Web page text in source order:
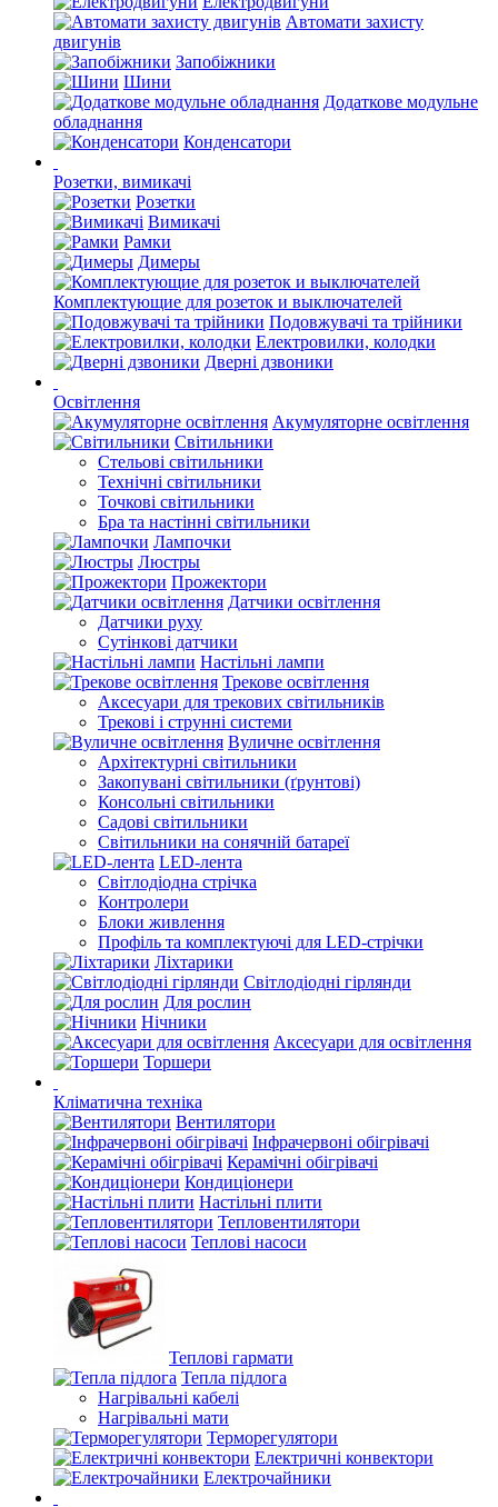
Автомати захисту
двигунів
Запобіжники
Шини
Додаткове модульне
обладнання
Конденсатори
Розетки, вимикачі
Розетки
Вимикачі
Рамки
Димеры
Комплектующие для розеток и выключателей
Подовжувачі та трійники
Електровилки, колодки
Дверні дзвоники
Освітлення
Акумуляторне освітлення
Світильники
Стельові світильники
Технічні світильники
Точкові світильники
Бра та настінні світильники
Лампочки
Люстры
Прожектори
Датчики освітлення
Датчики руху
Сутінкові датчики
Настільні лампи
Трекове освітлення
Аксесуари для трекових світильників
Трекові і струнні системи
Вуличне освітлення
Архітектурні світильники
Закопувані світильники (ґрунтові)
Консольні світильники
Садові світильники
Світильники на сонячній батареї
LED-лента
Світлодіодна стрічка
Контролери
Блоки живлення
Профіль та комплектуючі для LED-стрічки
Ліхтарики
Світлодіодні гірлянди
Для рослин
Нічники
Аксесуари для освітлення
Торшери
Кліматична техніка
Вентилятори
Інфрачервоні обігрівачі
Керамічні обігрівачі
Кондиціонери
Настільні плити
Тепловентилятори
Теплові насоси
Теплові гармати
Тепла підлога
Нагрівальні кабелі
Нагрівальні мати
Терморегулятори
Електричні конвектори
Електрочайники